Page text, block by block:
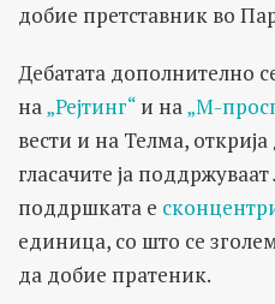
добие претставник во
Дебатата дополнително
на„Рејтинг“ и на„М-
вести и на Телма,
гласачите ја
поддршката е
единица, со што се
да добие пратеник.